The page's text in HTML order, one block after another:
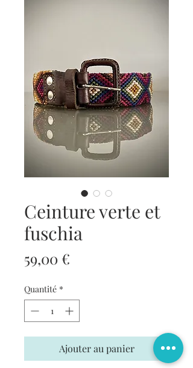
Ceinture verte et
fuschia
59,00 €
Quantité *
Ajouter au panier